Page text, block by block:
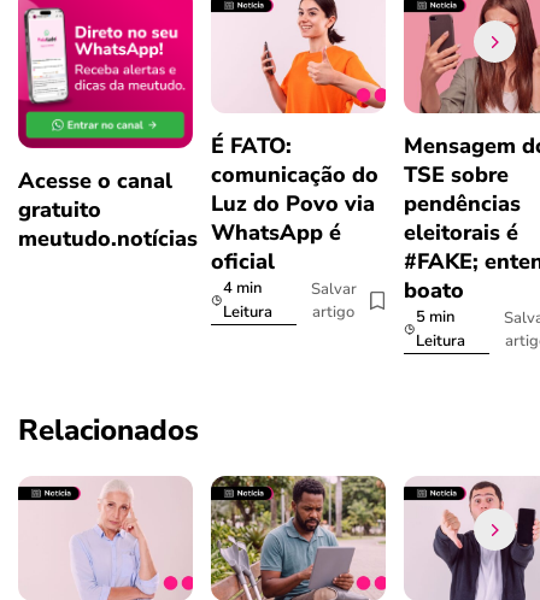
Acesse o canal
gratuito
meutudo.notícias
É FATO:
comunicação do
Luz do Povo via
WhatsApp é
oficial
4 min
Leitura
Salvar
artigo
Mensagem
TSE sobre
pendências
eleitorais é
#FAKE;
boato
5 min
Leitura
Relacionados